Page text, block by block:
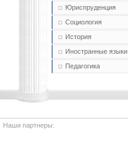
Юриспруденция
Социология
История
Иностранные языки
Педагогика
Наши партнеры: